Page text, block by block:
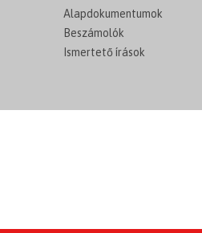
Alapdokumentumok
Beszámolók
Ismertető írások